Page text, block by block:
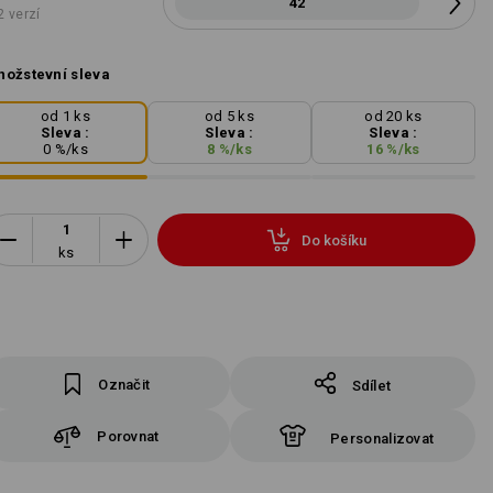
verzí
sleva
od 1 ks
Sleva :
0 %/ks
od 5 ks
Sleva :
8 %/ ks
od 20 ks
Sleva :
16 %/ks
ks
Do košíku
Označit Sdílet
Porovnat Personalizovat